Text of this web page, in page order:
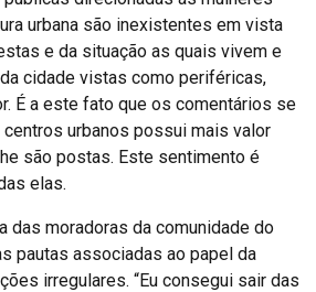
urbana são inexistentes em vista
e da situação as quais vivem e
cidade vistas como periféricas,
É a este fato que os comentários se
centros urbanos possui mais valor
são postas. Este sentimento é
elas.
das moradoras da comunidade do
pautas associadas ao papel da
irregulares. “Eu consegui sair das